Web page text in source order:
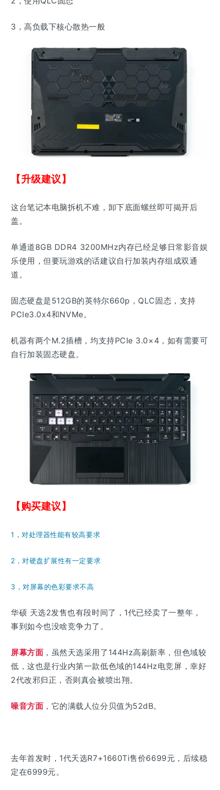
3，高负载下核心散热一般
【升级建议】
这台笔记本电脑拆机不难，卸下底面螺丝即可揭开后
盖。
单通道8GB DDR4 3200MHz内存已经足够日常影音娱
乐使用，但要玩游戏的话建议自行加装内存组成双通
道。
固态硬盘是512GB的英特尔660p，QLC固态，支持
PCIe3.0x4和NVMe。
机器有两个M.2插槽，均支持PCIe 3.0×4，如有需要可
自行加装固态硬盘。
【购买建议】
1，对处理器性能有较高要求
2，对硬盘扩展性有一定要求
3，对屏幕的色彩要求不高
华硕 天选2发售也有段时间了，1代已经卖了一整年，
事到如今也没啥竞争力了。
屏幕方面 ，虽然天选采用了144Hz高刷新率，但色域较
低，这也是行业内第一款低色域的144Hz电竞屏，幸好
2代改邪归正，否则真会被喷出翔。
噪音方面 ，它的满载人位分贝值为52dB。
去年首发时，1代天选R7+1660Ti售价6699元，后续稳
定在6999元。